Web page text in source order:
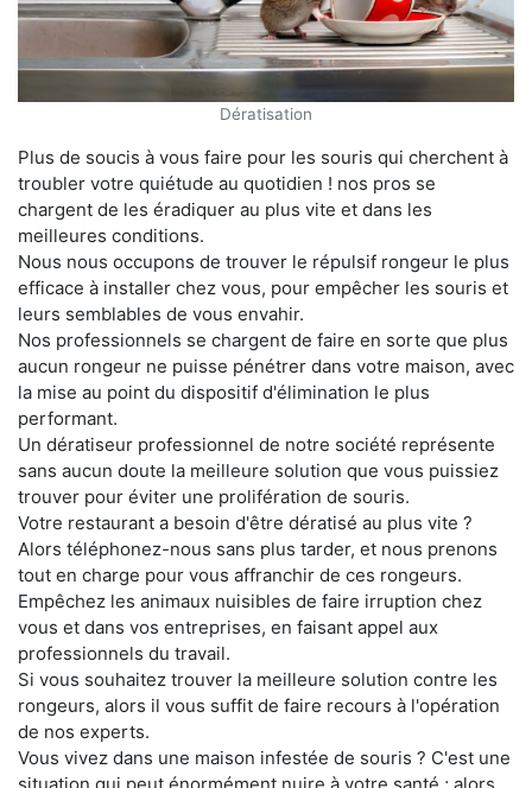
Dératisation
Plus de soucis à vous faire pour les souris qui cherchent à
troubler votre quiétude au quotidien ! nos pros se
chargent de les éradiquer au plus vite et dans les
meilleures conditions.
Nous nous occupons de trouver le répulsif rongeur le plus
efficace à installer chez vous, pour empêcher les souris et
leurs semblables de vous envahir.
Nos professionnels se chargent de faire en sorte que plus
aucun rongeur ne puisse pénétrer dans votre maison, avec
la mise au point du dispositif d'élimination le plus
performant.
Un dératiseur professionnel de notre société représente
sans aucun doute la meilleure solution que vous puissiez
trouver pour éviter une prolifération de souris.
Votre restaurant a besoin d'être dératisé au plus vite ?
Alors téléphonez-nous sans plus tarder, et nous prenons
tout en charge pour vous affranchir de ces rongeurs.
Empêchez les animaux nuisibles de faire irruption chez
vous et dans vos entreprises, en faisant appel aux
professionnels du travail.
Si vous souhaitez trouver la meilleure solution contre les
rongeurs, alors il vous suffit de faire recours à l'opération
de nos experts.
Vous vivez dans une maison infestée de souris ? C'est une
situation qui peut énormément nuire à votre santé ; alors